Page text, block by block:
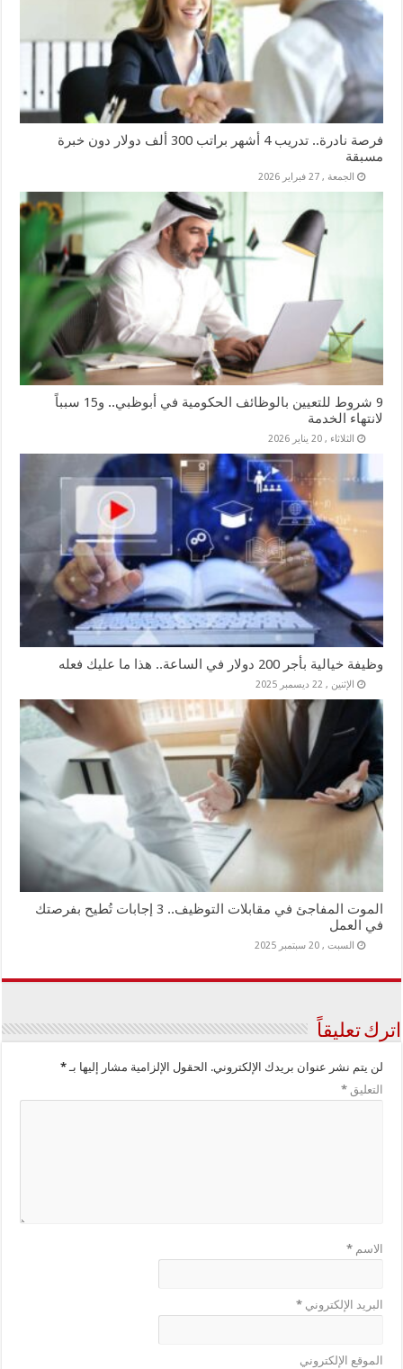
فرصة نادرة.. تدريب 4 أشهر براتب 300 ألف دولار دون خبرة
مسبقة
الجمعة , 27 فبراير 2026
9 شروط للتعيين بالوظائف الحكومية في أبوظبي.. و15 سبباً
لانتهاء الخدمة
الثلاثاء , 20 يناير 2026
وظيفة خيالية بأجر 200 دولار في الساعة.. هذا ما عليك فعله
الإثنين , 22 ديسمبر 2025
الموت المفاجئ في مقابلات التوظيف.. 3 إجابات تُطيح بفرصتك
في العمل
السبت , 20 سبتمبر 2025
اترك تعليقاً
لن يتم نشر عنوان بريدك الإلكتروني. الحقول الإلزامية مشار إليها بـ*
التعليق*
الاسم*
البريد الإلكتروني*
الموقع الإلكتروني